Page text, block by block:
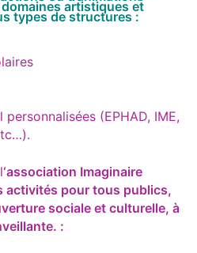
artistiques et
types de structures :
personnalisées (EPHAD, IME,
‘association Imaginaire
activités pour tous publics,
sociale et culturelle, à
: